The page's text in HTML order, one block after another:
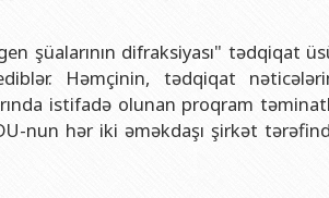
Elm və Təhsil Nazirliyinin Fizika
Elm və Təhsil Nazirliyinin Riyaziyyat
Elm və Təhsil Nazirliyinin Kimya
Elm və Təhsil Nazirliyinin Molekulyar
şüalarının difraksiyası" tədqiqat
Həmçinin, tədqiqat
istifadə olunan proqram
nun hər iki əməkdaşı şirkət